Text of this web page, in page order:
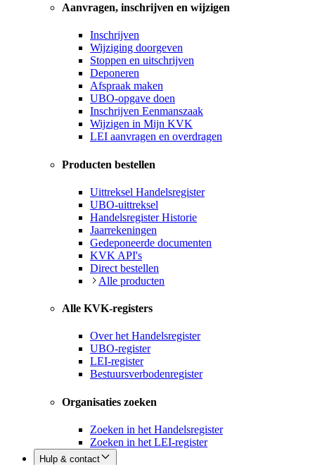
Aanvragen, inschrijven en wijzigen
Inschrijven
Wijziging doorgeven
Stoppen en uitschrijven
Deponeren
Afspraak maken
UBO-opgave doen
Inschrijven Eenmanszaak
Wijzigen in Mijn KVK
LEI aanvragen en overdragen
Producten bestellen
Uittreksel Handelsregister
UBO-uittreksel
Handelsregister Historie
Jaarrekeningen
Gedeponeerde documenten
KVK API's
Direct bestellen
Alle producten
Alle KVK-registers
Over het Handelsregister
UBO-register
LEI-register
Bestuursverbodenregister
Organisaties zoeken
Zoeken in het Handelsregister
Zoeken in het LEI-register
Hulp & contact